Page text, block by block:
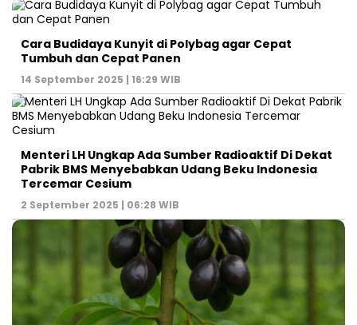
Cara Budidaya Kunyit di Polybag agar Cepat
Tumbuh dan Cepat Panen
14 September 2025 | 16:29 WIB
Menteri LH Ungkap Ada Sumber Radioaktif Di Dekat
Pabrik BMS Menyebabkan Udang Beku Indonesia
Tercemar Cesium
2 September 2025 | 06:28 WIB